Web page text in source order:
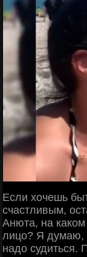
Если хочешь
счастливым,
Анюта, на
лицо? Я думаю,
надо